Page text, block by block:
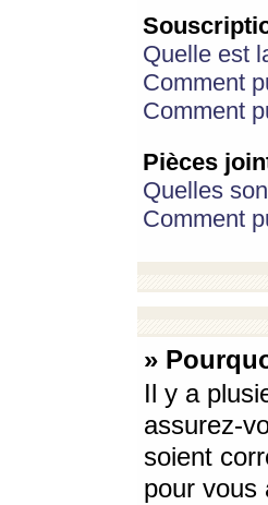
Quelle est
Comment
Comment
Pièces
Quelles
Comment
»
Il y a
assurez-
soient
pour vous